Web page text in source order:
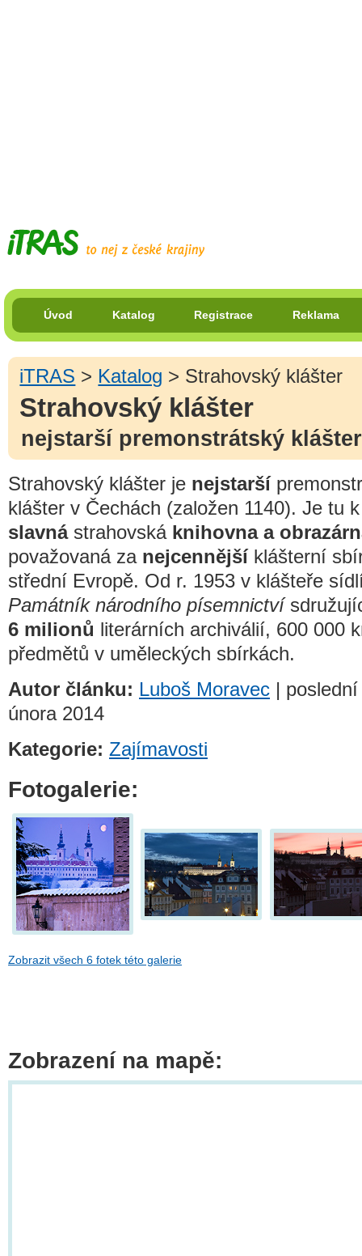
Úvod Katalog Registrace Reklama
iTRAS > Katalog > Strahovský klášter
Strahovský klášter
nejstarší premonstrátský
Strahovský klášter je nejstarší
klášter v Čechách (založen 1140). Je tu
slavnástrahovská knihovna a
považovaná za nejcennějšíklášterní
střední Evropě. Od r. 1953 v klášteře
Památník národního písemnictví
6 milionů literárních archiválií, 600 000
předmětů v uměleckých sbírkách.
Autor článku: Luboš Moravec |
února 2014
Kategorie: Zajímavosti
Fotogalerie:
Zobrazit všech 6 fotek této galerie
Zobrazení na mapě: